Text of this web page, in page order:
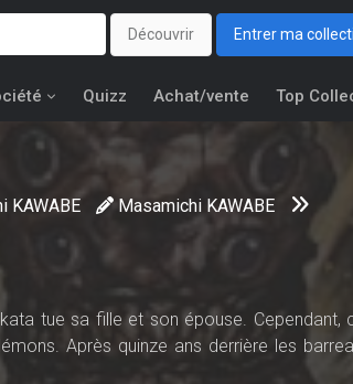
Découvrir Entrer ma
Quizz Achat/vente Top
KAWABE Masamichi KAWABE
tue sa fille et son épouse. Cependant,
Après quinze ans derrière les